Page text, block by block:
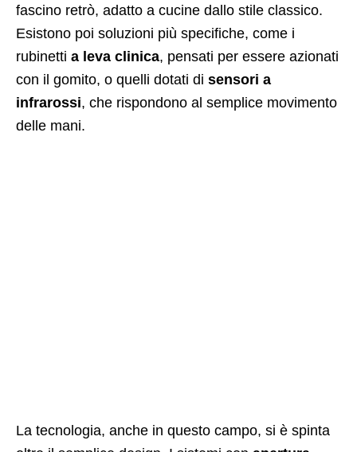
fascino retrò, adatto a cucine dallo stile classico.
Esistono poi soluzioni più specifiche, come i
rubinetti a leva clinica, pensati per essere azionati
con il gomito, o quelli dotati di sensori a
infrarossi, che rispondono al semplice movimento
delle mani.
La tecnologia, anche in questo campo, si è spinta